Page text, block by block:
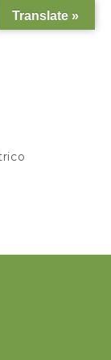
Translate »